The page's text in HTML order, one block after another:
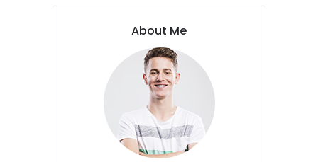
About Me